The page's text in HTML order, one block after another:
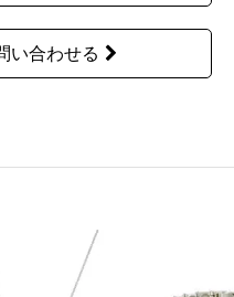
い合わせる